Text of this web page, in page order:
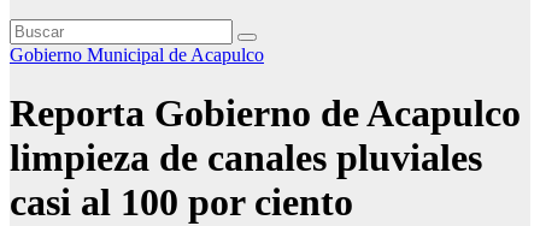
Gobierno Municipal de Acapulco
Reporta Gobierno de Acapulco
limpieza de canales pluviales
casi al 100 por ciento